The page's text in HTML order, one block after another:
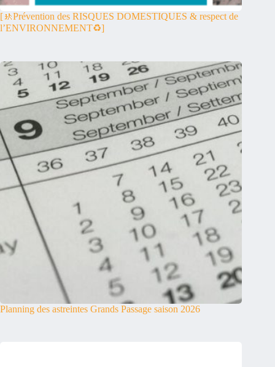
[🚸Prévention des RISQUES DOMESTIQUES & respect de
l’ENVIRONNEMENT♻️]
Planning des astreintes Grands Passage saison 2026